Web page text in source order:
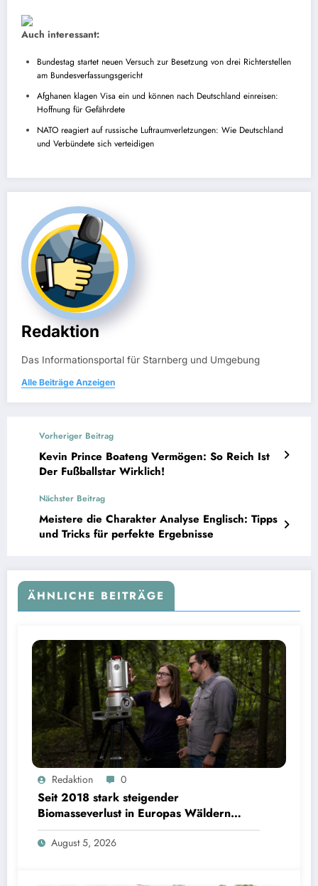
Auch interessant:
Bundestag startet neuen Versuch zur Besetzung von drei Richterstellen
am Bundesverfassungsgericht
Afghanen klagen Visa ein und können nach Deutschland einreisen:
Hoffnung für Gefährdete
NATO reagiert auf russische Luftraumverletzungen: Wie Deutschland
und Verbündete sich verteidigen
Redaktion
Das Informationsportal für Starnberg und Umgebung
Alle Beiträge Anzeigen
Vorheriger Beitrag
Kevin Prince Boateng Vermögen: So Reich Ist
Der Fußballstar Wirklich!
Nächster Beitrag
Meistere die Charakter Analyse Englisch: Tipps
und Tricks für perfekte Ergebnisse
ÄHNLICHE BEITRÄGE
Seit 2018 stark steigender Biomasseverlust in Europas Wäldern mindert Kohlenstoffsenken
| Bild: Sebastian Kissel / TUM
Redaktion 0
Seit 2018 stark steigender
Biomasseverlust in Europas Wäldern
mindert Kohlenstoffsenken
August 5, 2026